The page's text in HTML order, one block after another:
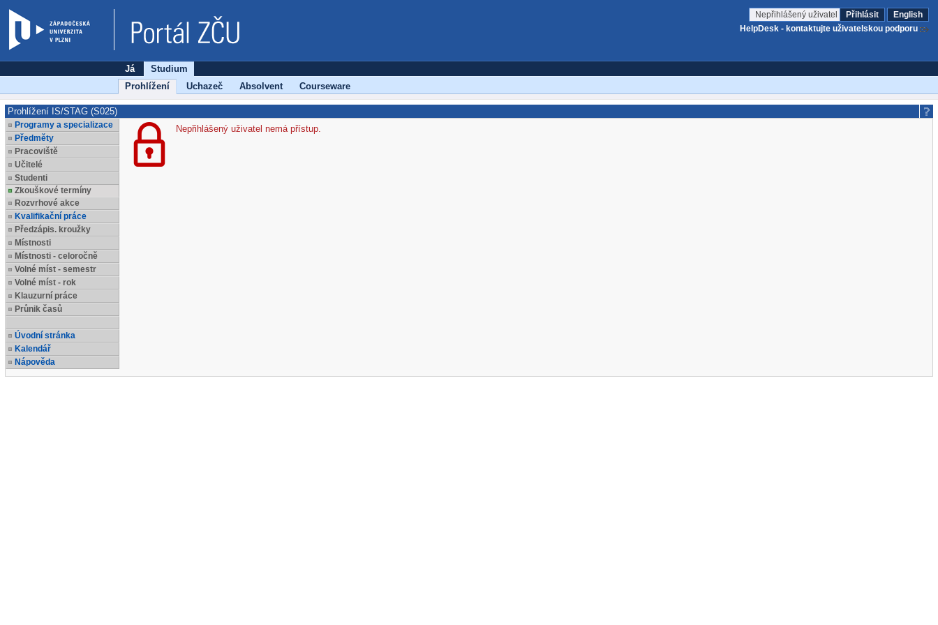
Nepřihlášený uživatel Přihlásit
English
HelpDesk - kontaktujte uživatelskou podporu
Já
Studium
Prohlížení
Uchazeč Absolvent Courseware
Prohlížení IS/STAG (S025)
Programy a specializace
Předměty
Pracoviště
Učitelé
Studenti
Zkouškové termíny
Rozvrhové akce
Kvalifikační práce
Předzápis. kroužky
Místnosti
Místnosti - celoročně
Volné míst - semestr
Volné míst - rok
Klauzurní práce
Průnik časů
Úvodní stránka
Kalendář
Nápověda
Nepřihlášený uživatel nemá přístup.